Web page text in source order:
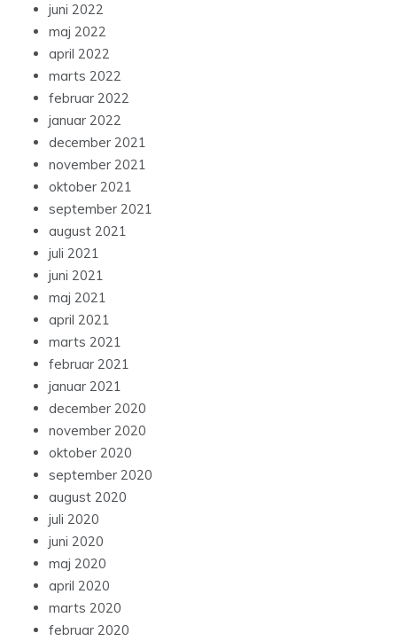
juni 2022
maj 2022
april 2022
marts 2022
februar 2022
januar 2022
december 2021
november 2021
oktober 2021
september 2021
august 2021
juli 2021
juni 2021
maj 2021
april 2021
marts 2021
februar 2021
januar 2021
december 2020
november 2020
oktober 2020
september 2020
august 2020
juli 2020
juni 2020
maj 2020
april 2020
marts 2020
februar 2020